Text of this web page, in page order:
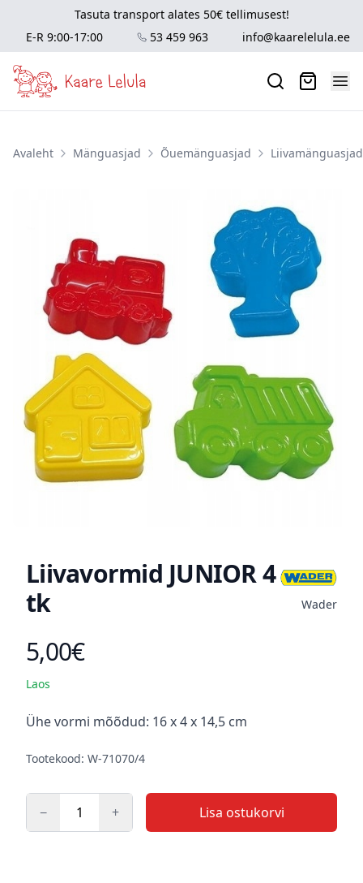
Tasuta transport alates 50€ tellimusest!
E-R 9:00-17:00
53 459 963 info@kaarelelula.ee
Avaleht Mänguasjad Õuemänguasjad Liivamänguasjad
Liivavormid JUNIOR 4
tk
Wader
Toote hind
5,00€
Laos
Kirjeldus
Ühe vormi mõõdud: 16 x 4 x 14,5 cm
Tootekood: W-71070/4
− + Lisa ostukorvi